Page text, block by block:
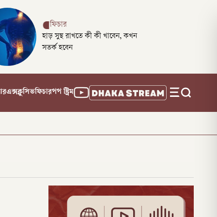
ফিচার
হাড় সুস্থ রাখতে কী কী খাবেন, কখন
সতর্ক হবেন
এক্সক্লুসিভফিচারপপ স্ট্রিম